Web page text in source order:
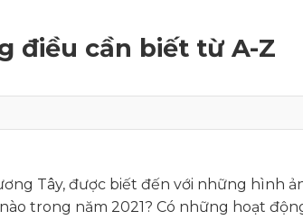
điều cần biết từ A-Z
Tây, được biết đến với những hình
trong năm 2021? Có những hoạt